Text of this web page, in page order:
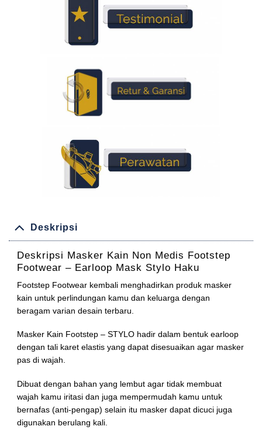
Deskripsi
Deskripsi Masker Kain Non Medis Footstep
Footwear – Earloop Mask Stylo Haku
Footstep Footwear kembali menghadirkan produk masker
kain untuk perlindungan kamu dan keluarga dengan
beragam varian desain terbaru.
Masker Kain Footstep – STYLO hadir dalam bentuk earloop
dengan tali karet elastis yang dapat disesuaikan agar masker
pas di wajah.
Dibuat dengan bahan yang lembut agar tidak membuat
wajah kamu iritasi dan juga mempermudah kamu untuk
bernafas (anti-pengap) selain itu masker dapat dicuci juga
digunakan berulang kali.